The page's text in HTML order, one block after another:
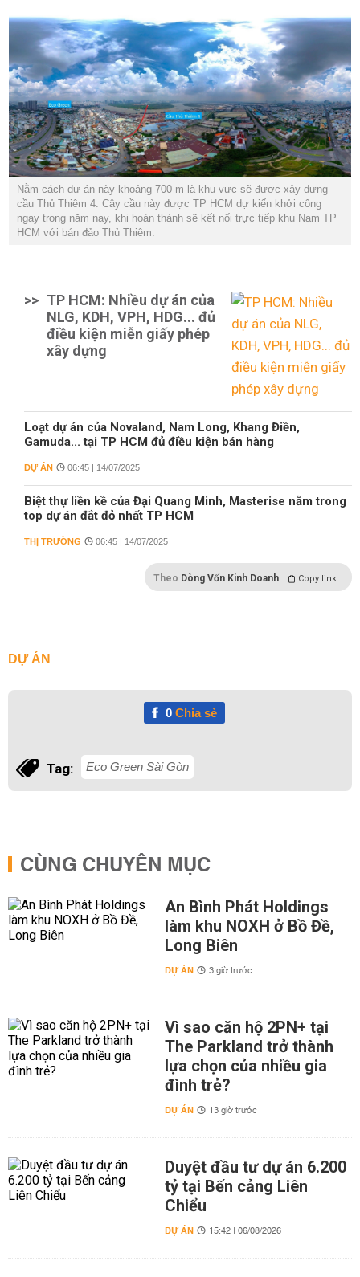
Nằm cách dự án này khoảng 700 m là khu vực sẽ được xây dựng
cầu Thủ Thiêm 4. Cây cầu này được TP HCM dự kiến khởi công
ngay trong năm nay, khi hoàn thành sẽ kết nối trực tiếp khu Nam TP
HCM với bán đảo Thủ Thiêm.
>> TP HCM: Nhiều dự án của
NLG, KDH, VPH, HDG... đủ
điều kiện miễn giấy phép
xây dựng
Loạt dự án của Novaland, Nam Long, Khang Điền,
Gamuda... tại TP HCM đủ điều kiện bán hàng
DỰ ÁN 06:45 | 14/07/2025
Biệt thự liền kề của Đại Quang Minh, Masterise nằm trong
top dự án đắt đỏ nhất TP HCM
THỊ TRƯỜNG 06:45 | 14/07/2025
Theo Dòng Vốn Kinh Doanh Copy link
DỰ ÁN
0Chia sẻ
Tag: Eco Green Sài Gòn
CÙNG CHUYÊN MỤC
An Bình Phát Holdings
làm khu NOXH ở Bồ Đề,
Long Biên
DỰ ÁN 3 giờ trước
Vì sao căn hộ 2PN+ tại
The Parkland trở thành
lựa chọn của nhiều gia
đình trẻ?
DỰ ÁN 13 giờ trước
Duyệt đầu tư dự án 6.200
tỷ tại Bến cảng Liên
Chiểu
DỰ ÁN 15:42 | 06/08/2026